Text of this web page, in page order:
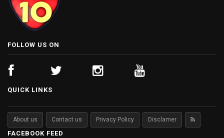
FOLLOW US ON
QUICK LINKS
About us Contact us Privacy Policy Disclamer
FACEBOOK FEED